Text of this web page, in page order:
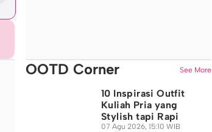
OOTD Corner See More
10 Inspirasi Outfit
Kuliah Pria yang
Stylish tapi Rapi
07 Agu 2026, 15:10 WIB